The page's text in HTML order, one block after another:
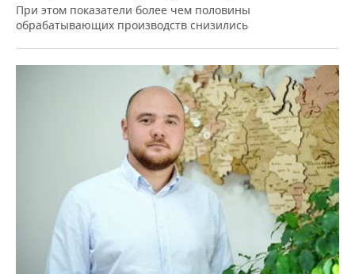
При этом показатели более чем половины
обрабатывающих производств снизились